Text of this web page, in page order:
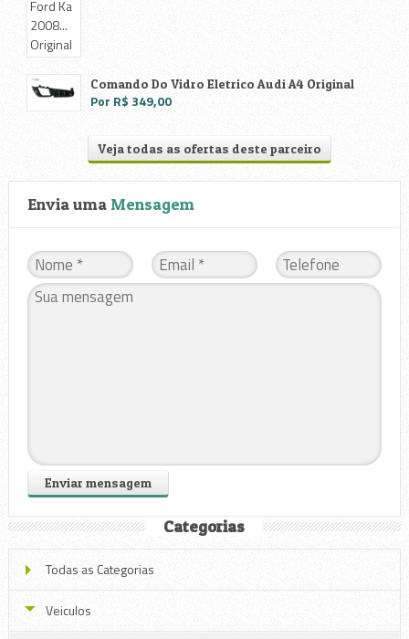
Comando Do Vidro Eletrico Audi A4 Original
Por R$ 349,00
Veja todas as ofertas deste parceiro
Envia uma Mensagem
Categorias
Todas as Categorias
Veiculos